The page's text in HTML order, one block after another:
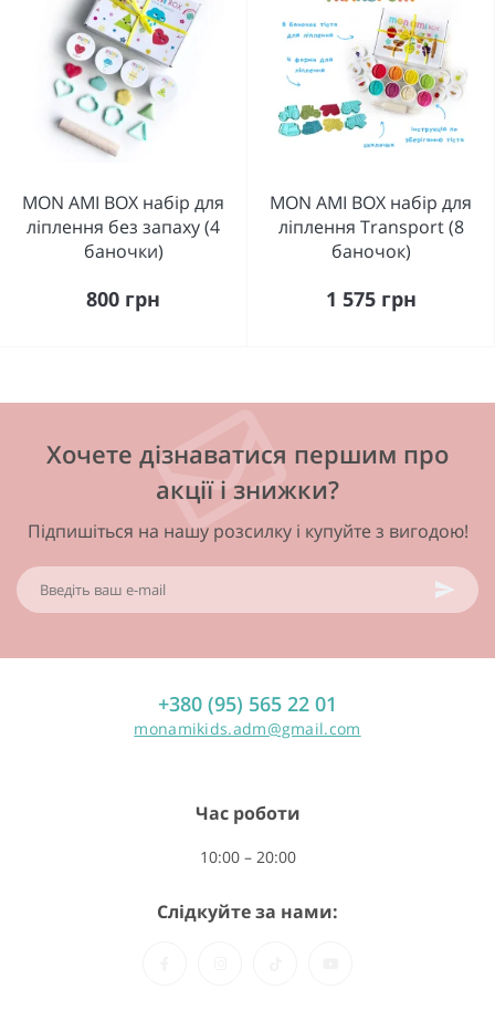
MON AMI BOX набір для
ліплення без запаху (4
баночки)
800 грн
MON AMI BOX набір для
ліплення Transport (8
баночок)
1 575 грн
Хочете дізнаватися першим про
акції і знижки?
Підпишіться на нашу розсилку і купуйте з вигодою!
+380 (95) 565 22 01
monamikids.adm@gmail.com
Час роботи
10:00 – 20:00
Слідкуйте за нами: